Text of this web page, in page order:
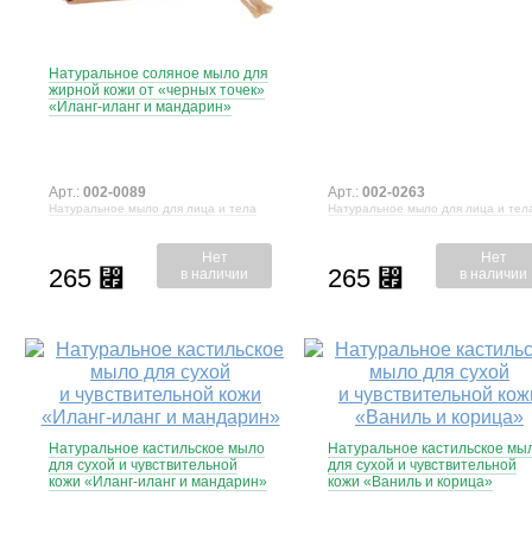
Натуральное соляное мыло для
жирной кожи от «черных точек»
«Иланг-иланг и мандарин»
Натуральное мыло для лица и тела
Арт.: 002-0089
265 ⃏
Нет
в наличии
Натуральное мыло для лица и
Арт.: 002-0263
265 ⃏
Нет
в наличии
Натуральное кастильское мыло
для сухой и чувствительной
кожи «Иланг-иланг и мандарин»
Натуральное кастильское
для сухой и чувствительной
кожи «Ваниль и корица»